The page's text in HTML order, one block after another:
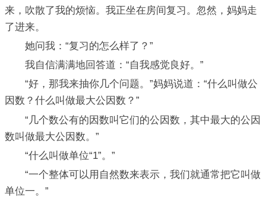
来，吹散了我的烦恼。我正坐在房间复习。忽然，妈妈走
了进来。
她问我：“复习的怎么样了？”
我自信满满地回答道：“自我感觉良好。”
“好，那我来抽你几个问题。”妈妈说道：“什么叫做公
因数？什么叫做最大公因数？”
“几个数公有的因数叫它们的公因数，其中最大的公因
数叫做最大公因数。”
“什么叫做单位“1”。”
“一个整体可以用自然数来表示，我们就通常把它叫做
单位一。”